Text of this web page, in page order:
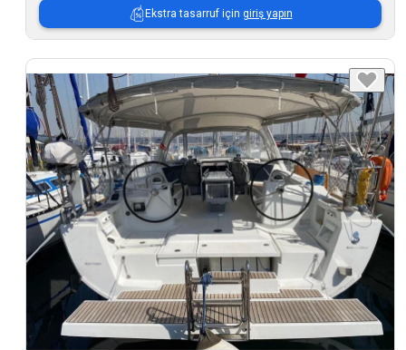
Ekstra tasarruf için giriş yapın